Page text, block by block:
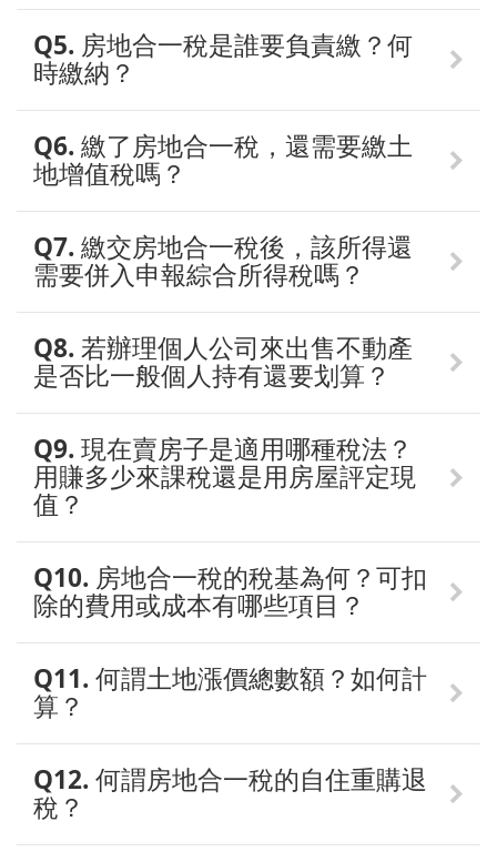
Q5. 房地合一稅是誰要負責繳？何
時繳納？
Q6. 繳了房地合一稅，還需要繳土
地增值稅嗎？
Q7. 繳交房地合一稅後，該所得還
需要併入申報綜合所得稅嗎？
Q8. 若辦理個人公司來出售不動產
是否比一般個人持有還要划算？
Q9. 現在賣房子是適用哪種稅法？
用賺多少來課稅還是用房屋評定現
值？
Q10. 房地合一稅的稅基為何？可扣
除的費用或成本有哪些項目？
Q11. 何謂土地漲價總數額？如何計
算？
Q12. 何謂房地合一稅的自住重購退
稅？